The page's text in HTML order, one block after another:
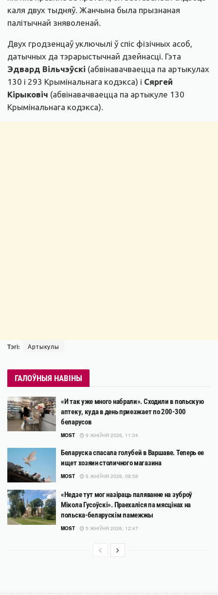
каля двух тыдняў. Жанчына была прызнаная
палітычнай зняволенай.
Двух гродзенцаў уключылі ў спіс фізічных асоб,
датычных да тэрарыстычнай дзейнасці. Гэта
Эдвард Вільчэўскі (абвінавачваецца па артыкулах
130 і 293 Крымінальнага кодэкса) і Сяргей
Кірыковіч (абвінавачваецца па артыкуле 130
Крымінальнага кодэкса).
Тэгі: Артыкулы
ГАЛОЎНЫЯ НАВІНЫ
«И так уже много набрали». Сходили в польскую
аптеку, куда в день приезжает по 200-300
беларусов
MOST 6 ЖНІЎНЯ 2026, 11:04
Беларуска спасала голубей в Варшаве. Теперь ее
ищет хозяин столичного магазина
MOST 6 ЖНІЎНЯ 2026, 08:58
«Недзе тут мог назіраць паляванне на зуброў
Мікола Гусоўскі». Праехаліся па мясцінах на
польска-беларускім памежжы
MOST 5 ЖНІЎНЯ 2026, 12:47